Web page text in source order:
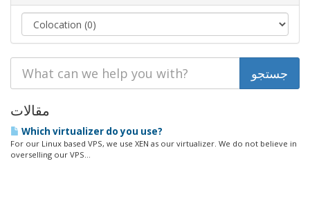
مقالات
Which virtualizer do you use?
For our Linux based VPS, we use XEN as our virtualizer. We do not believe in
overselling our VPS...